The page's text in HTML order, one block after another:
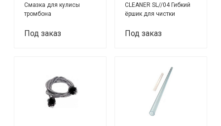
Смазка для кулисы
тромбона
Под заказ
CLEANER SL//04 Гибкий
ёршик для чистки
Под заказ